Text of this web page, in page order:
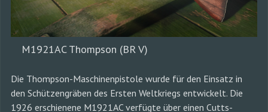
M1921AC Thompson (BR V)
Die Thompson-Maschinenpistole wurde für den Einsatz in
den Schützengräben des Ersten Weltkriegs entwickelt. Die
1926 erschienene M1921AC verfügte über einen Cutts-